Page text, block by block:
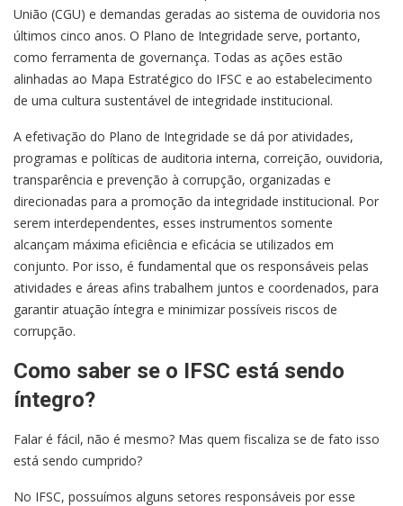
União (CGU) e demandas geradas ao sistema de ouvidoria nos
últimos cinco anos. O Plano de Integridade serve, portanto,
como ferramenta de governança. Todas as ações estão
alinhadas ao Mapa Estratégico do IFSC e ao estabelecimento
de uma cultura sustentável de integridade institucional.
A efetivação do Plano de Integridade se dá por atividades,
programas e políticas de auditoria interna, correição, ouvidoria,
transparência e prevenção à corrupção, organizadas e
direcionadas para a promoção da integridade institucional. Por
serem interdependentes, esses instrumentos somente
alcançam máxima eficiência e eficácia se utilizados em
conjunto. Por isso, é fundamental que os responsáveis pelas
atividades e áreas afins trabalhem juntos e coordenados, para
garantir atuação íntegra e minimizar possíveis riscos de
corrupção.
Como saber se o IFSC está sendo
íntegro?
Falar é fácil, não é mesmo? Mas quem fiscaliza se de fato isso
está sendo cumprido?
No IFSC, possuímos alguns setores responsáveis por esse